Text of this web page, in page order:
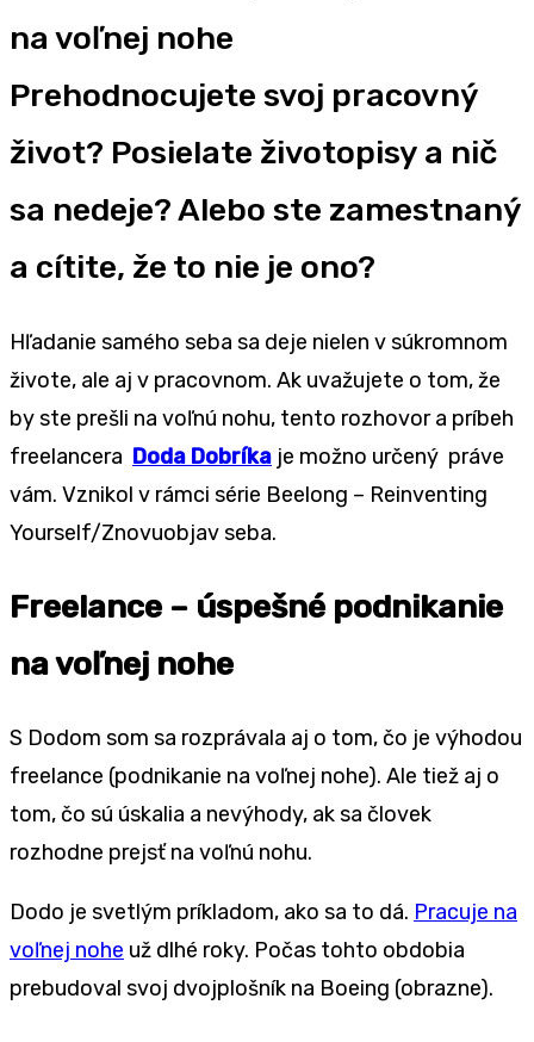
Prehodnocujete svoj pracovný
život? Posielate životopisy a nič
sa nedeje? Alebo ste zamestnaný
a cítite, že to nie je ono?
Hľadanie samého seba sa deje nielen v súkromnom
živote, ale aj v pracovnom. Ak uvažujete o tom, že
by ste prešli na voľnú nohu, tento rozhovor a príbeh
freelancera Doda Dobríka je možno určený práve
vám. Vznikol v rámci série Beelong – Reinventing
Yourself/Znovuobjav seba.
Freelance – úspešné podnikanie
na voľnej nohe
S Dodom som sa rozprávala aj o tom, čo je výhodou
freelance (podnikanie na voľnej nohe). Ale tiež aj o
tom, čo sú úskalia a nevýhody, ak sa človek
rozhodne prejsť na voľnú nohu.
Dodo je svetlým príkladom, ako sa to dá. Pracuje na
voľnej nohe už dlhé roky. Počas tohto obdobia
prebudoval svoj dvojplošník na Boeing (obrazne).